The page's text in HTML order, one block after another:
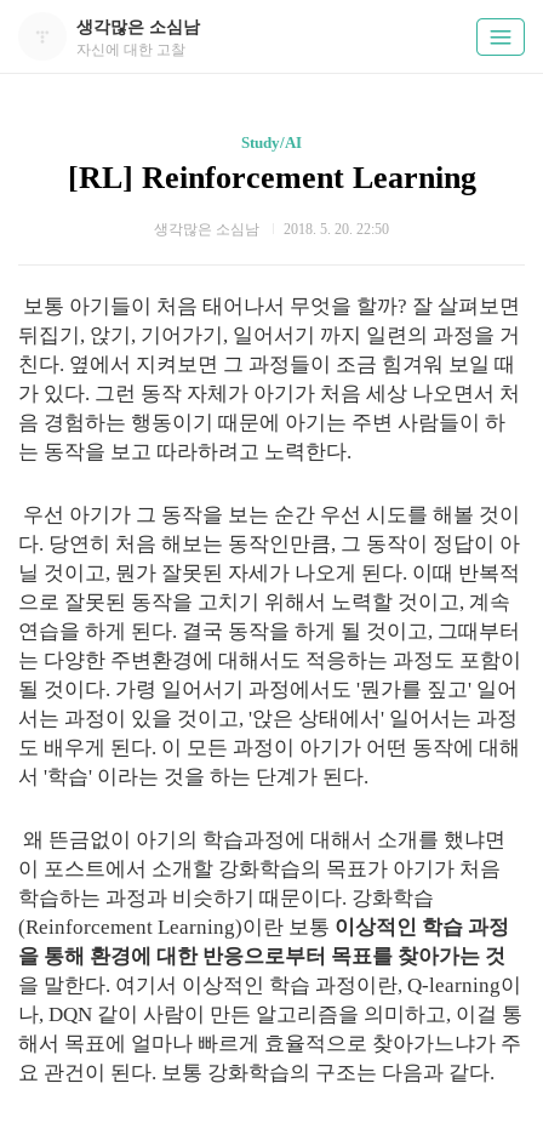
생각많은 소심남
자신에 대한 고찰
Study/AI
[RL] Reinforcement Learning
생각많은 소심남 2018. 5. 20. 22:50
보통 아기들이 처음 태어나서 무엇을 할까? 잘 살펴보면
뒤집기, 앉기, 기어가기, 일어서기 까지 일련의 과정을 거
친다. 옆에서 지켜보면 그 과정들이 조금 힘겨워 보일 때
가 있다. 그런 동작 자체가 아기가 처음 세상 나오면서 처
음 경험하는 행동이기 때문에 아기는 주변 사람들이 하
는 동작을 보고 따라하려고 노력한다.
우선 아기가 그 동작을 보는 순간 우선 시도를 해볼 것이
다. 당연히 처음 해보는 동작인만큼, 그 동작이 정답이 아
닐 것이고, 뭔가 잘못된 자세가 나오게 된다. 이때 반복적
으로 잘못된 동작을 고치기 위해서 노력할 것이고, 계속
연습을 하게 된다. 결국 동작을 하게 될 것이고, 그때부터
는 다양한 주변환경에 대해서도 적응하는 과정도 포함이
될 것이다. 가령 일어서기 과정에서도 '뭔가를 짚고' 일어
서는 과정이 있을 것이고, '앉은 상태에서' 일어서는 과정
도 배우게 된다. 이 모든 과정이 아기가 어떤 동작에 대해
서 '학습' 이라는 것을 하는 단계가 된다.
왜 뜬금없이 아기의 학습과정에 대해서 소개를 했냐면
이 포스트에서 소개할 강화학습의 목표가 아기가 처음
학습하는 과정과 비슷하기 때문이다. 강화학습
(Reinforcement Learning)이란 보통 이상적인 학습 과정
을 통해 환경에 대한 반응으로부터 목표를 찾아가는 것
을 말한다. 여기서 이상적인 학습 과정이란, Q-learning이
나, DQN 같이 사람이 만든 알고리즘을 의미하고, 이걸 통
해서 목표에 얼마나 빠르게 효율적으로 찾아가느냐가 주
요 관건이 된다. 보통 강화학습의 구조는 다음과 같다.